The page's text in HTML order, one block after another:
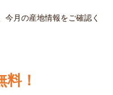
今月の産地情報をご確認く
！